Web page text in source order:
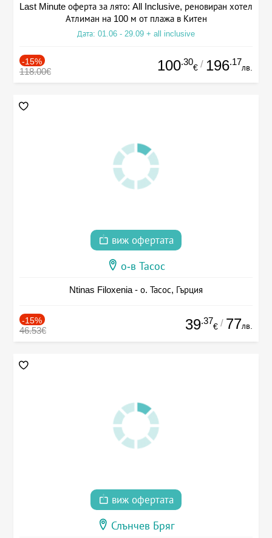
Last Minute оферта за лято: All Inclusive, реновиран хотел
Атлиман на 100 м от плажа в Китен
Дата: 01.06 - 29.09 + all inclusive
-15%
118.00€ 100.30
€ / 196.17
лв.
виж офертата
о-в Тасос
Ntinas Filoxenia - о. Тасос, Гърция
-15%
46.53€ 39.37
€ / 77лв.
виж офертата
Слънчев Бряг